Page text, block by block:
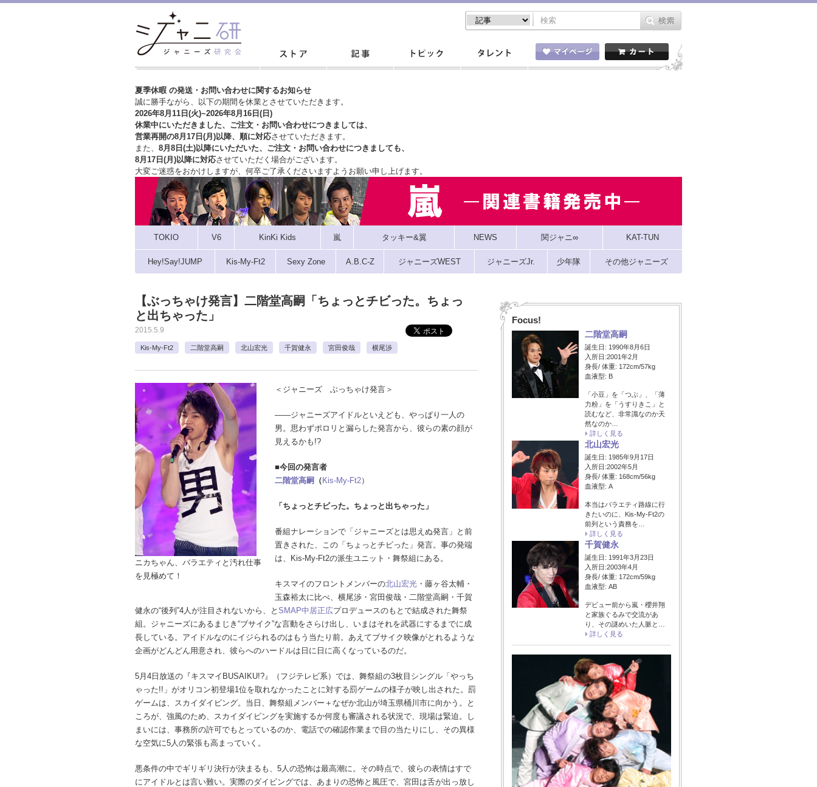
夏季休暇 の発送・お問い合わせに関するお知らせ
誠に勝手ながら、以下の期間を休業とさせていただきます。
2026年8月11日(火)~2026年8月16日(日)
休業中にいただきました、ご注文・お問い合わせにつきましては、
営業再開の8月17日(月)以降、順に対応させていただきます。
また、 8月8日(土)以降にいただいた、ご注文・ お問い合わせにつきましても、
8月17日(月)以降に対応させていただく場合がございます。
大変ご迷惑をおかけしますが、 何卒ご了承くださいますようお願い申し上げます。
TOKIO V6 KinKi Kids 嵐 タッキー&翼 NEWS 関ジャニ∞ KAT-TUN
Hey!Say!JUMP Kis-My-Ft2 Sexy Zone A.B.C-Z ジャニーズWEST ジャニーズJr. 少年隊 その他ジャニーズ
【ぶっちゃけ発言】二階堂高嗣「ちょっとチビった。ちょっ
と出ちゃった」
2015.5.9
Kis-My-Ft2 二階堂高嗣 北山宏光 千賀健永 宮田俊哉 横尾渉
ニカちゃん、バラエティと汚れ仕事
を見極めて！
＜ジャニーズ ぶっちゃけ発言＞
――ジャニーズアイドルといえども、やっぱり一人の
男。思わずポロリと漏らした発言から、彼らの素の顔が
見えるかも!?
■今回の発言者
二階堂高嗣
（ Kis-My-Ft2）
「ちょっとチビった。ちょっと出ちゃった」
番組ナレーションで「ジャニーズとは思えぬ発言」と前
置きされた、この「ちょっとチビった」発言。事の発端
は、Kis-My-Ft2の派生ユニット・舞祭組にある。
キスマイのフロントメンバーの北山宏光 ・藤ヶ谷太輔・
玉森裕太に比べ、横尾渉・宮田俊哉・二階堂高嗣・千賀
健永の“後列”4人が注目されないから、と SMAP中居正広プロデュースのもとで結成された舞祭
組。ジャニーズにあるまじき“ブサイク”な言動をさらけ出し、いまはそれを武器にするまでに成
長している。アイドルなのにイジられるのはもう当たり前。あえてブサイク映像がとれるような
企画がどんどん用意され、彼らへのハードルは日に日に高くなっているのだ。
5月4日放送の『キスマイBUSAIKU!?』（フジテレビ系）では、舞祭組の3枚目シングル「やっち
ゃった!!」がオリコン初登場1位を取れなかったことに対する罰ゲームの様子が映し出された。罰
ゲームは、スカイダイビング。当日、舞祭組メンバー＋なぜか北山が埼玉県桶川市に向かう。と
ころが、強風のため、スカイダイビングを実施するか何度も審議される状況で、現場は緊迫。し
まいには、事務所の許可でもとっているのか、電話での確認作業まで目の当たりにし、その異様
な空気に5人の緊張も高まっていく。
悪条件の中でギリギリ決行が決まるも、5人の恐怖は最高潮に。その時点で、彼らの表情はすで
にアイドルとは言い難い。実際のダイビングでは、あまりの恐怖と風圧で、宮田は舌が出っ放し
Focus!
二階堂高嗣
誕生日: 1990年8月6日
入所日:2001年2月
身長/ 体重: 172cm/57kg
血液型: B
「小豆」を「つぶ」、「薄
力粉」を「うすりきこ」と
読むなど、非常識なのか天
然なのか…
詳しく見る
北山宏光
誕生日: 1985年9月17日
入所日:2002年5月
身長/ 体重: 168cm/56kg
血液型: A
本当はバラエティ路線に行
きたいのに、Kis-My-Ft2の
前列という責務を…
詳しく見る
千賀健永
誕生日: 1991年3月23日
入所日:2003年4月
身長/ 体重: 172cm/59kg
血液型: AB
デビュー前から嵐・櫻井翔
と家族ぐるみで交流があ
り、その謎めいた人脈と…
詳しく見る